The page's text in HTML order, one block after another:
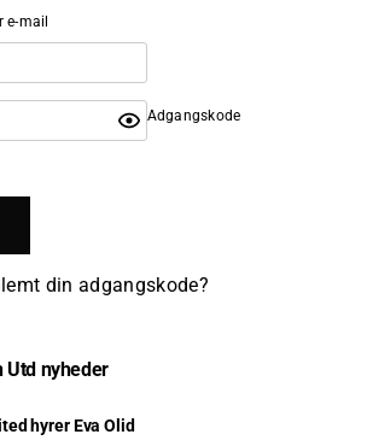
e-mail
Adgangskode
din adgangskode?
Utd nyheder
hyrer Eva Olid